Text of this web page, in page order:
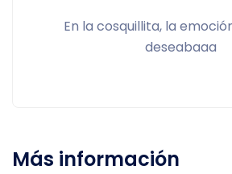
En la cosquillita, la
deseabaaa
Más información